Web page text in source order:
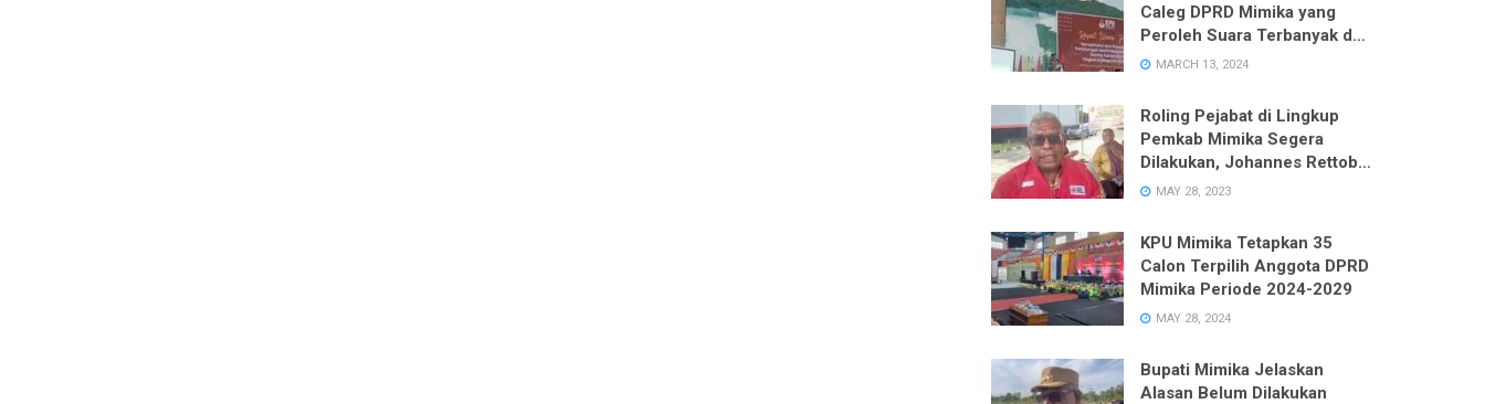
Caleg DPRD Mimika yang
Peroleh Suara Terbanyak dari
Enam Dapil pada Pemilu 2024
MARCH 13, 2024
Roling Pejabat di Lingkup
Pemkab Mimika Segera
Dilakukan, Johannes Rettob
Pastikan Tidak Ada Unsur
MAY 28, 2023
KPU Mimika Tetapkan 35
Calon Terpilih Anggota DPRD
Mimika Periode 2024-2029
MAY 28, 2024
Bupati Mimika Jelaskan
Alasan Belum Dilakukan